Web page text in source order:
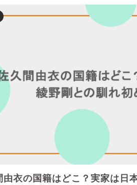
由衣の国籍はどこ？実家は日